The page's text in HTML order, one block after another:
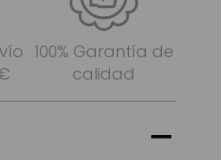
100% Garantía de
calidad